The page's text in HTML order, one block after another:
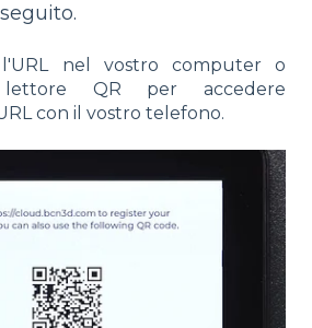
nel vostro computer o
QR per accedere
con il vostro telefono.